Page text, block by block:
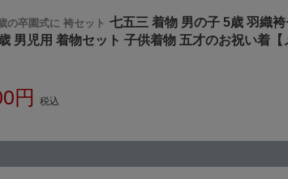
の卒園式に 袴セット 七五三 着物 男の子 5歳 羽織
男児用 着物セット 子供着物 五才のお祝い着
税込